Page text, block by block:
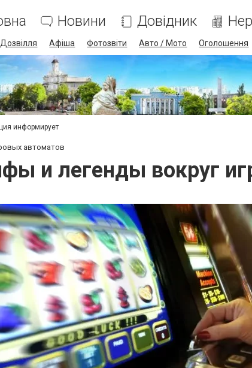
Новини Довідник
Дозвілля Афіша Фотозвіти Авто / Мото Оголошення
информирует
автоматов
и легенды вокруг